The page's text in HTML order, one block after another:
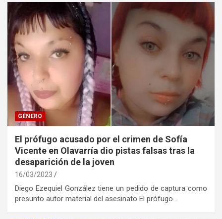
GÉNERO
El prófugo acusado por el crimen de Sofía
Vicente en Olavarría dio pistas falsas tras la
desaparición de la joven
16/03/2023
Diego Ezequiel González tiene un pedido de captura como
presunto autor material del asesinato El prófugo…